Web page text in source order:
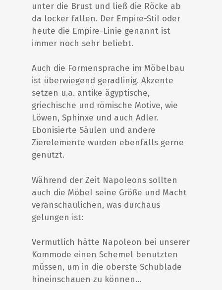
unter die Brust und ließ die Röcke ab
da locker fallen. Der Empire-Stil oder
heute die Empire-Linie genannt ist
immer noch sehr beliebt.
Auch die Formensprache im Möbelbau
ist überwiegend geradlinig. Akzente
setzen u.a. antike ägyptische,
griechische und römische Motive, wie
Löwen, Sphinxe und auch Adler.
Ebonisierte Säulen und andere
Zierelemente wurden ebenfalls gerne
genutzt.
Während der Zeit Napoleons sollten
auch die Möbel seine Größe und Macht
veranschaulichen, was durchaus
gelungen ist:
Vermutlich hätte Napoleon bei unserer
Kommode einen Schemel benutzten
müssen, um in die oberste Schublade
hineinschauen zu können…